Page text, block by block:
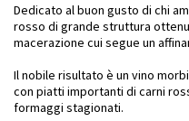
Dedicato al buon gusto di chi
rosso di grande struttura
macerazione cui segue un
Il nobile risultato è un vino
con piatti importanti di carni
formaggi stagionati.